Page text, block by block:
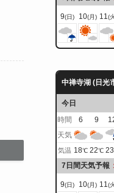
9(日) 10(月) 11(
中禅寺湖 (日光
今日
時間
6 9
天気
気温 18℃ 22℃ 23
7日間天気予報
9(日) 10(月) 11(